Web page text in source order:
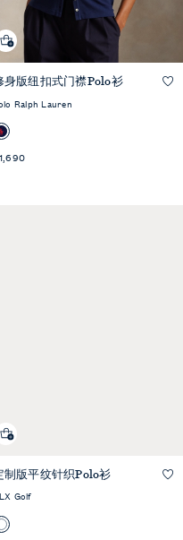
快速预览
身版纽扣式门襟Polo衫
Ralph Lauren
快速预览
制版平纹针织Polo衫
Golf